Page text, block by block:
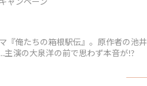
『俺たちの箱根駅伝』。原作者の池井
主演の大泉洋の前で思わず本音が!?